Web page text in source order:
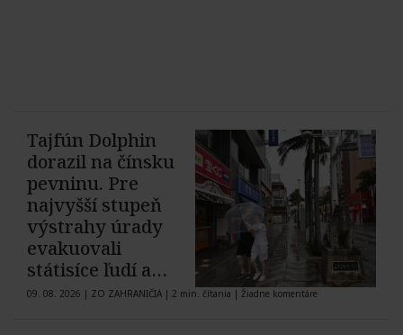
Tajfún Dolphin
dorazil na čínsku
pevninu. Pre
najvyšší stupeň
výstrahy úrady
evakuovali
státisíce ľudí a
zrušili tisícky letov
09. 08. 2026 | ZO ZAHRANIČIA | 2 min. čítania | Žiadne komentáre